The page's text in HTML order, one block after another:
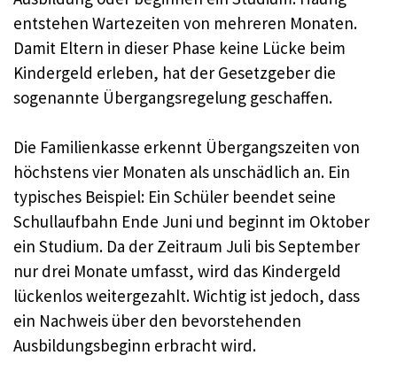
entstehen Wartezeiten von mehreren Monaten.
Damit Eltern in dieser Phase keine Lücke beim
Kindergeld erleben, hat der Gesetzgeber die
sogenannte Übergangsregelung geschaffen.
Die Familienkasse erkennt Übergangszeiten von
höchstens vier Monaten als unschädlich an. Ein
typisches Beispiel: Ein Schüler beendet seine
Schullaufbahn Ende Juni und beginnt im Oktober
ein Studium. Da der Zeitraum Juli bis September
nur drei Monate umfasst, wird das Kindergeld
lückenlos weitergezahlt. Wichtig ist jedoch, dass
ein Nachweis über den bevorstehenden
Ausbildungsbeginn erbracht wird.